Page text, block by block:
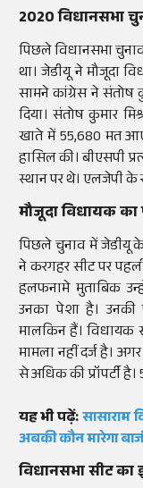
2020 विधानसभा
पिछले विधानसभा
था। जेडीयू ने मौजूदा
सामने कांग्रेस ने संतोष
दिया। संतोष कुमार
खाते में 55,680 मत
हासिल की। बीएसपी
स्थान पर थे। एलजेपी के
मौजूदा विधायक का
पिछले चुनाव में जेडीयू
ने करगहर सीट पर
हलफनामे मुताबिक
उनका पेशा है। उनकी
मालकिन हैं। विधायक
मामला नहीं दर्ज है।
से अधिक की प्रॉपर्टी
यह भी पढ़ें:सासाराम
अबकी कौन मारेगा
विधानसभा सीट का